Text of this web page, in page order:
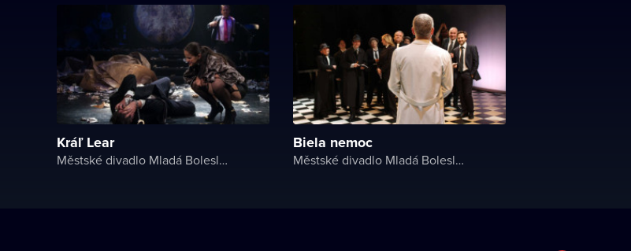
Kráľ Lear
Městské divadlo Mladá Boleslav
Biela nemoc
Městské divadlo Mladá Boleslav